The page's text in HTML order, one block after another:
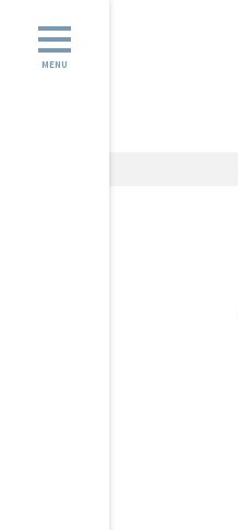
MENU